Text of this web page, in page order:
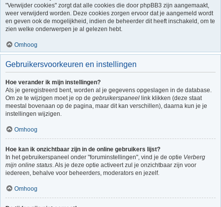
"Verwijder cookies" zorgt dat alle cookies die door phpBB3 zijn aangemaakt,
weer verwijderd worden. Deze cookies zorgen ervoor dat je aangemeld wordt
en geven ook de mogelijkheid, indien de beheerder dit heeft inschakeld, om te
zien welke onderwerpen je al gelezen hebt.
Omhoog
Gebruikersvoorkeuren en instellingen
Hoe verander ik mijn instellingen?
Als je geregistreerd bent, worden al je gegevens opgeslagen in de database.
Om ze te wijzigen moet je op de gebruikerspaneel link klikken (deze staat
meestal bovenaan op de pagina, maar dit kan verschillen), daarna kun je je
instellingen wijzigen.
Omhoog
Hoe kan ik onzichtbaar zijn in de online gebruikers lijst?
In het gebruikerspaneel onder "foruminstellingen", vind je de optie Verberg
mijn online status. Als je deze optie activeert zul je onzichtbaar zijn voor
iedereen, behalve voor beheerders, moderators en jezelf.
Omhoog